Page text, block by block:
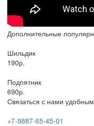
Дополнительные
Шильдик
190р.
Подпятник
690р.
Связаться с нами
+7-9887-65-45-01